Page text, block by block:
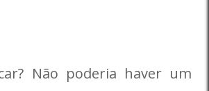
Não poderia haver um